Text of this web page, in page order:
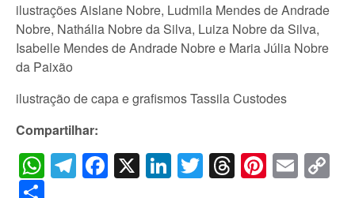
ilustrações Aislane Nobre, Ludmila Mendes de Andrade
Nobre, Nathália Nobre da Silva, Luiza Nobre da Silva,
Isabelle Mendes de Andrade Nobre e Maria Júlia Nobre
da Paixão
ilustração de capa e grafismos Tassila Custodes
Compartilhar:
WhatsApp
Telegram
Facebook
X LinkedIn
Twitter
Threads